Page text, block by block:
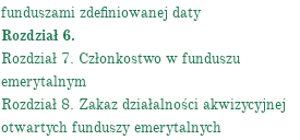
funduszami zdefiniowanej daty
Rozdział 6.
Rozdział 7. Członkostwo w funduszu
emerytalnym
Rozdział 8. Zakaz działalności akwizycyjnej
otwartych funduszy emerytalnych